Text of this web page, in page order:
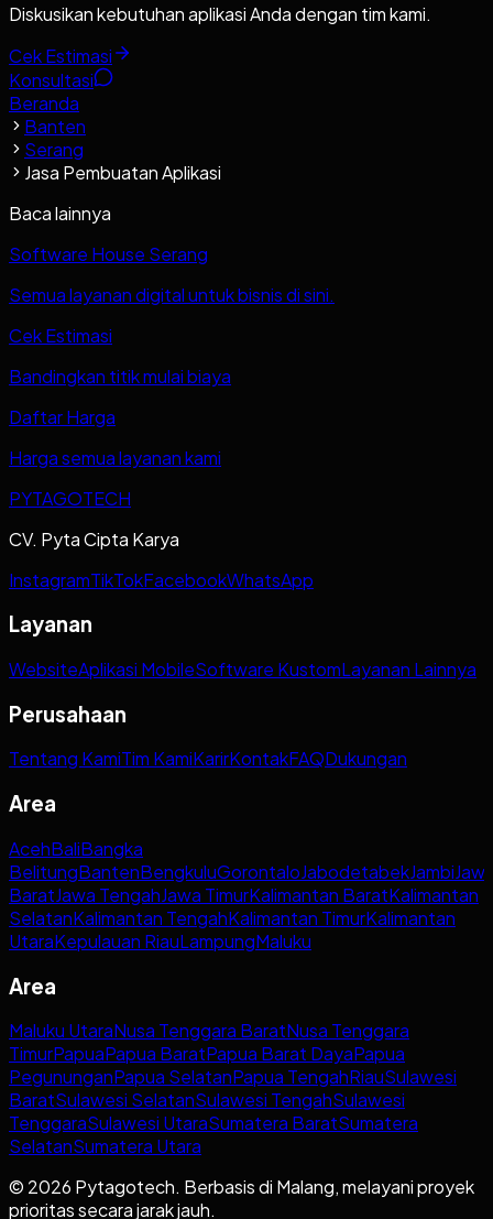
Diskusikan kebutuhan aplikasi Anda dengan tim kami.
Cek Estimasi
Konsultasi
Beranda
Banten
Serang
Jasa Pembuatan Aplikasi
Baca lainnya
Software House Serang
Semua layanan digital untuk bisnis di sini.
Cek Estimasi
Bandingkan titik mulai biaya
Daftar Harga
Harga semua layanan kami
PYTAGOTECH
CV. Pyta Cipta Karya
InstagramTikTokFacebookWhatsApp
Layanan
WebsiteAplikasi MobileSoftware KustomLayanan Lainnya
Perusahaan
Tentang KamiTim KamiKarirKontakFAQDukungan
Area
AcehBaliBangka
BelitungBantenBengkuluGorontaloJabodetabekJambi
BaratJawa TengahJawa TimurKalimantan BaratKalimantan
SelatanKalimantan TengahKalimantan TimurKalimantan
UtaraKepulauan RiauLampungMaluku
Area
Maluku UtaraNusa Tenggara BaratNusa Tenggara
TimurPapuaPapua BaratPapua Barat DayaPapua
PegununganPapua SelatanPapua TengahRiauSulawesi
BaratSulawesi SelatanSulawesi TengahSulawesi
TenggaraSulawesi UtaraSumatera BaratSumatera
SelatanSumatera Utara
© 2026 Pytagotech. Berbasis di Malang, melayani proyek
prioritas secara jarak jauh.